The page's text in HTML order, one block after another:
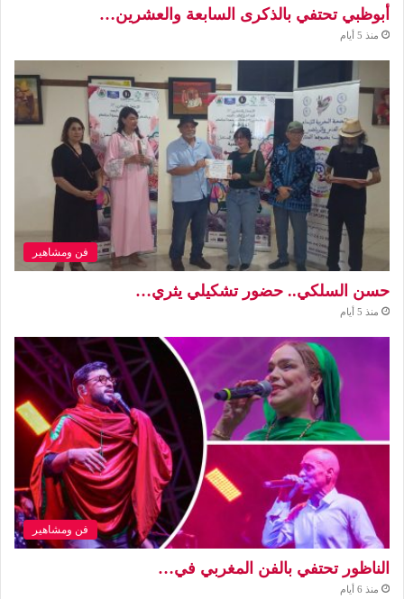
أبوظبي تحتفي بالذكرى السابعة والعشرين…
منذ 5 أيام
فن ومشاهير
حسن السلكي.. حضور تشكيلي يثري…
منذ 5 أيام
فن ومشاهير
الناظور تحتفي بالفن المغربي في…
منذ 6 أيام